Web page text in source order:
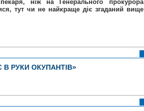
ніж на Генерального прокурора
тут чи не найкраще діє згаданий вище
РУКИ ОКУПАНТІВ»